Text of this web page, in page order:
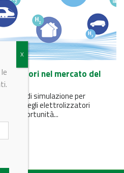
nel mercato del
modello di simulazione per
degli elettrolizzatori
le opportunità...